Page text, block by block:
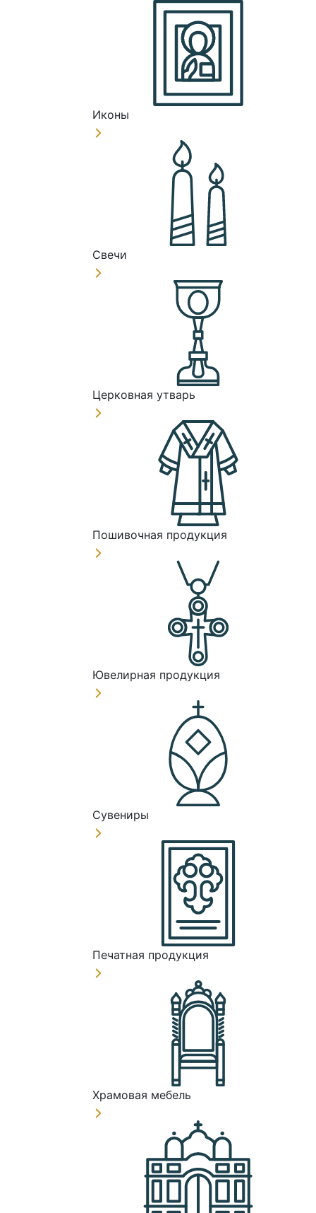
Иконы
Свечи
Церковная утварь
Пошивочная продукция
Ювелирная продукция
Сувениры
Печатная продукция
Храмовая мебель